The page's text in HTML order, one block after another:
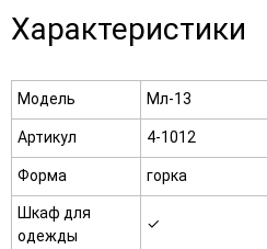
Характеристики
Модель Мл-13
Артикул 4-1012
Форма горка
Шкаф для
одежды
✓